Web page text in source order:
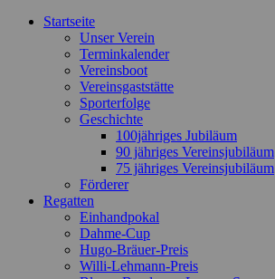
Startseite
Unser Verein
Terminkalender
Vereinsboot
Vereinsgaststätte
Sporterfolge
Geschichte
100jähriges Jubiläum
90 jähriges Vereinsjubiläum
75 jähriges Vereinsjubiläum
Förderer
Regatten
Einhandpokal
Dahme-Cup
Hugo-Bräuer-Preis
Willi-Lehmann-Preis